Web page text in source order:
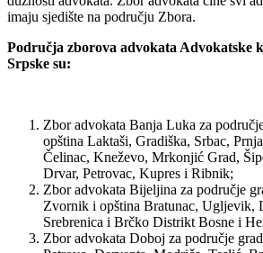
imaju sjedište na području Zbora.
Područja zborova advokata Advokatske
Srpske su:
Zbor advokata Banja Luka za
opština Laktaši, Gradiška, Srbac,
Čelinac, Kneževo, Mrkonjić Grad,
Drvar, Petrovac, Kupres i Ribnik;
Zbor advokata Bijelјina za područje
Zvornik i opština Bratunac, Uglјevik,
Srebrenica i Brčko Distrikt Bosne i
Zbor advokata Doboj za područje